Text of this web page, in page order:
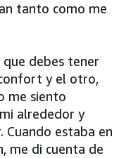
tanto como me
debes tener
y el otro,
me siento
alrededor y
Cuando estaba en
me di cuenta de